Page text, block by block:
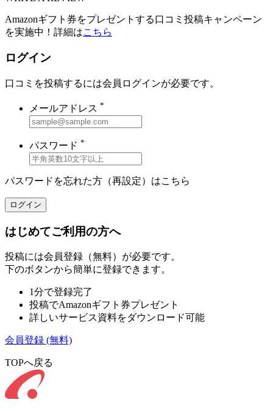
Amazonギフト券をプレゼントする口コミ投稿キャンペーン
を実施中！詳細はこちら
ログイン
口コミを投稿するには会員ログインが必要です。
メールアドレス *
パスワード *
パスワードを忘れた方（再設定）はこちら
ログイン
はじめてご利用の方へ
投稿には会員登録（無料）が必要です。
下のボタンから簡単に登録できます。
1分で登録完了
投稿でAmazonギフト券プレゼント
詳しいサービス資料をダウンロード可能
会員登録 (無料)
TOPへ戻る